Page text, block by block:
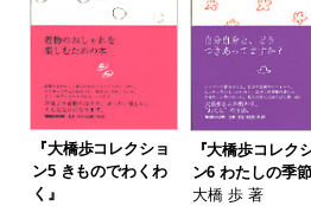
『大橋歩コレクショ
ン5 きものでわくわ
く』
『大橋歩コレク
ン6 わたしの季節
大橋 歩 著